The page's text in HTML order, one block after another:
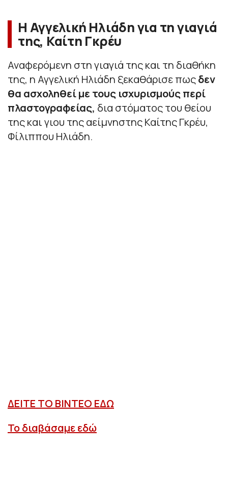
Η Αγγελική Ηλιάδη για τη γιαγιά
της, Καίτη Γκρέυ
Αναφερόμενη στη γιαγιά της και τη διαθήκη
της, η Αγγελική Ηλιάδη ξεκαθάρισε πωςδεν
θα ασχοληθεί με τους ισχυρισμούς περί
πλαστογραφείας, δια στόματος του θείου
της και γιου της αείμνηστης Καίτης Γκρέυ,
Φίλιππου Ηλιάδη.
ΔΕΙΤΕ ΤΟ ΒΙΝΤΕΟ ΕΔΩ
Το διαβάσαμε εδώ